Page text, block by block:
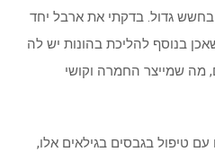
גדול. בדקתי את ארבל יחד
בנוסף להליכת בהונות יש לה
מה שמייצר החמרה וקושי
עם טיפול בגבסים בגילאים אלו,